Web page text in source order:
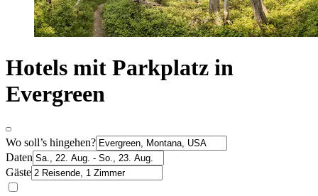
Hotels mit Parkplatz in
Evergreen
Wo soll’s hingehen?
Daten
Gäste